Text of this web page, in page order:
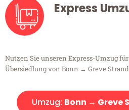
Express
Nutzen Sie unseren Express-Umzug
Übersiedlung von Bonn → Greve
Umzug: Bonn → Greve